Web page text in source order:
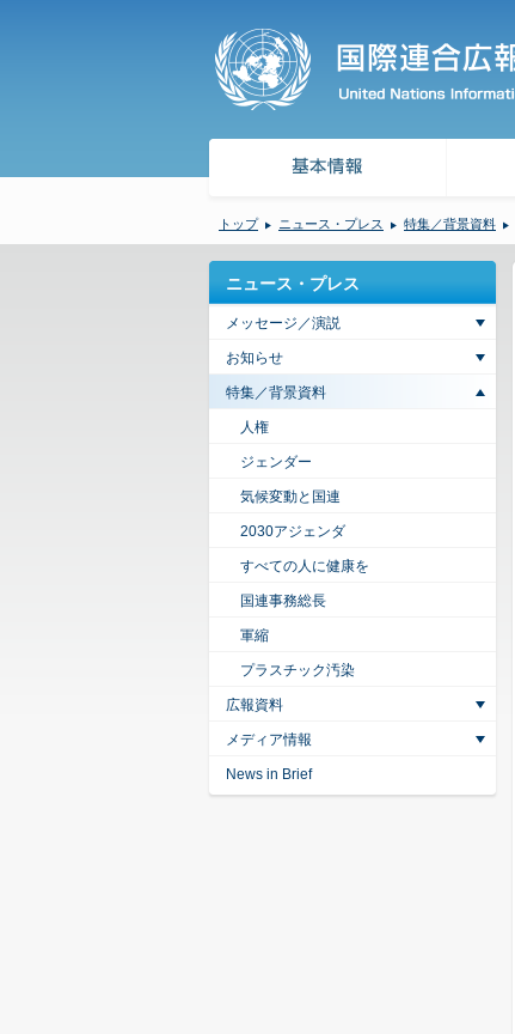
トップ ニュース・プレス 特集／背景資料
ニュース・プレス
メッセージ／演説
お知らせ
特集／背景資料
人権
ジェンダー
気候変動と国連
2030アジェンダ
すべての人に健康を
国連事務総長
軍縮
プラスチック汚染
広報資料
メディア情報
News in Brief